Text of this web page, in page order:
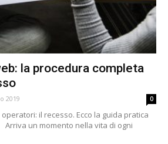
la procedura completa
2019 0
il recesso. Ecco la guida pratica
un momento nella vita di ogni